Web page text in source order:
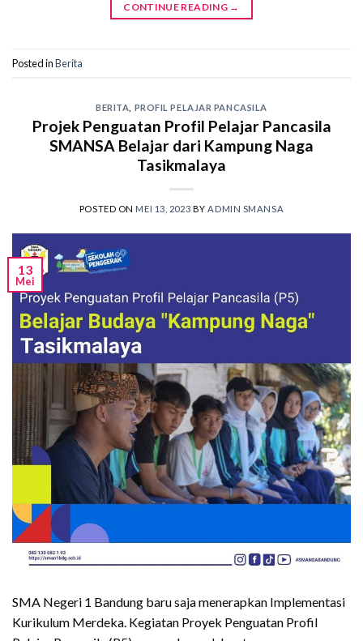
CONTINUE READING →
Posted inBerita
BERITA PROFIL PELAJAR PANCASILA
Projek Penguatan Profil Pelajar Pancasila
SMANSA Belajar dari Kampung Naga
Tasikmalaya
POSTED ON MEI 13, 2023 BYADMIN SMANSA
13
Mei
SMA Negeri 1 Bandung baru saja menerapkan Implementasi
Kurikulum Merdeka. Kegiatan Proyek Penguatan Profil